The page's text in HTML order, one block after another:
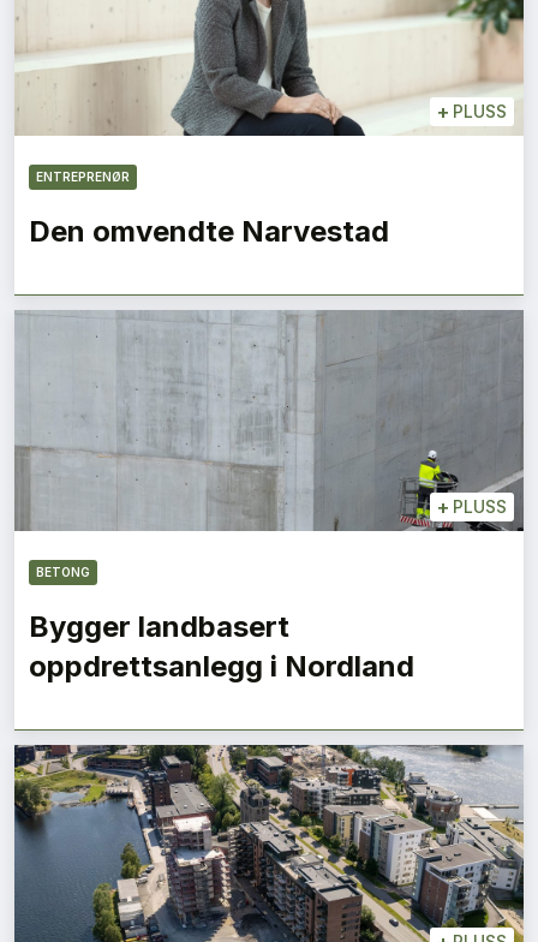
+ PLUSS
ENTREPRENØR
Den omvendte Narvestad
+ PLUSS
BETONG
Bygger landbasert
oppdrettsanlegg i Nordland